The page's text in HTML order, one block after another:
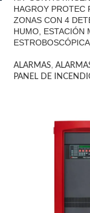
HAGROY PROTEC
ZONAS CON 4
HUMO, ESTACIÓN
ESTROBOSCÓPICA
ALARMAS,
PANEL DE